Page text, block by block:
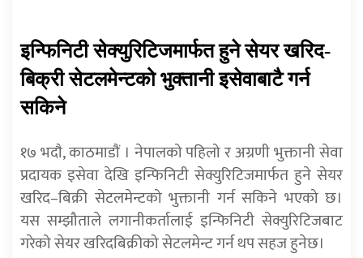
इन्फिनिटी सेक्युरिटिजमार्फत हुने सेयर खरिद-
बिक्री सेटलमेन्टको भुक्तानी इसेवाबाटै गर्न
सकिने
१७ भदाै, काठमाडाैं । नेपालको पहिलो र अग्रणी भुक्तानी सेवा
प्रदायक इसेवा देखि इन्फिनिटी सेक्युरिटिजमार्फत हुने सेयर
खरिद–बिक्री सेटलमेन्टको भुक्तानी गर्न सकिने भएको छ।
यस सम्झौताले लगानीकर्तालाई इन्फिनिटी सेक्युरिटिजबाट
गरेको सेयर खरिदबिक्रीको सेटलमेन्ट गर्न थप सहज हुनेछ।